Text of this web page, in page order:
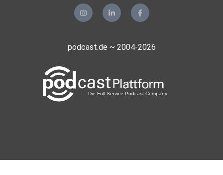
podcast.de ~ 2004-2026